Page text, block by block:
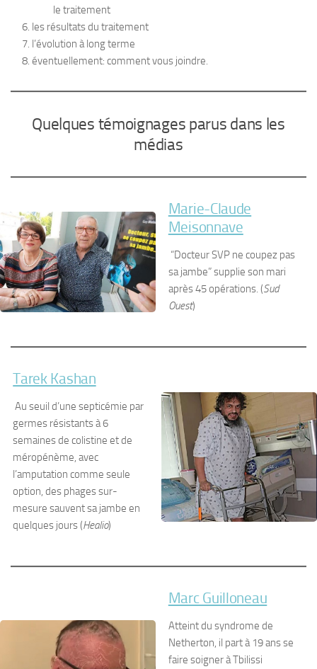
le traitement
les résultats du traitement
l’évolution à long terme
éventuellement: comment vous joindre.
Quelques témoignages parus dans les
médias
Marie-Claude
Meisonnave
“Docteur SVP ne coupez pas
sa jambe” supplie son mari
après 45 opérations. (Sud
Ouest)
Tarek Kashan
Au seuil d’une septicémie par
germes résistants à 6
semaines de colistine et de
méropénème, avec
l’amputation comme seule
option, des phages sur-
mesure sauvent sa jambe en
quelques jours (Healio)
Marc Guilloneau
Atteint du syndrome de
Netherton, il part à 19 ans se
faire soigner à Tbilissi